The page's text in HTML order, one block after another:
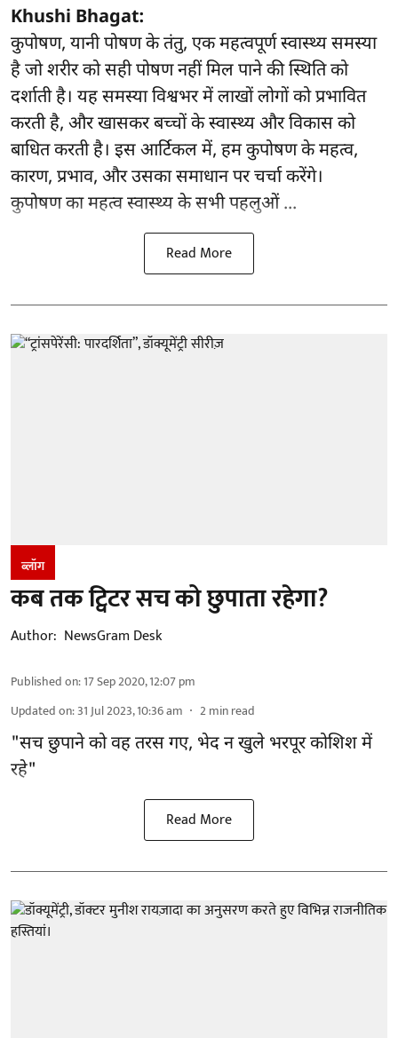
Khushi Bhagat:
कुपोषण, यानी पोषण के तंतु, एक महत्वपूर्ण स्वास्थ्य समस्या
है जो शरीर को सही पोषण नहीं मिल पाने की स्थिति को
दर्शाती है। यह समस्या विश्वभर में लाखों लोगों को प्रभावित
करती है, और खासकर बच्चों के स्वास्थ्य और विकास को
बाधित करती है। इस आर्टिकल में, हम कुपोषण के महत्व,
कारण, प्रभाव, और उसका समाधान पर चर्चा करेंगे।
कुपोषण का महत्व स्वास्थ्य के सभी पहलुओं ...
Read More
ब्लॉग
कब तक ट्विटर सच को छुपाता रहेगा?
Author: NewsGram Desk
Published on:17 Sep 2020, 12:07 pm
Updated on:31 Jul 2023, 10:36 am 2min read
"सच छुपाने को वह तरस गए, भेद न खुले भरपूर कोशिश में
रहे"
Read More